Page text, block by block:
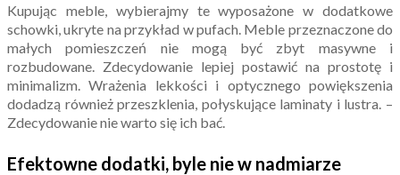
Kupując meble, wybierajmy te wyposażone w dodatkowe
schowki, ukryte na przykład w pufach. Meble przeznaczone do
małych pomieszczeń nie mogą być zbyt masywne i
rozbudowane. Zdecydowanie lepiej postawić na prostotę i
minimalizm. Wrażenia lekkości i optycznego powiększenia
dodadzą również przeszklenia, połyskujące laminaty i lustra. –
Zdecydowanie nie warto się ich bać.
Efektowne dodatki, byle nie w nadmiarze